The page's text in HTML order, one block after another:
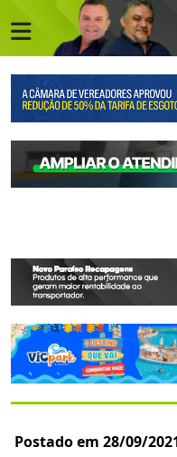
Postado em 28/09/